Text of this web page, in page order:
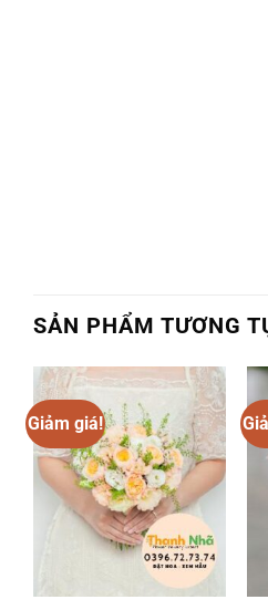
SẢN PHẨM TƯƠNG
Giảm giá!
Add to
wishlist